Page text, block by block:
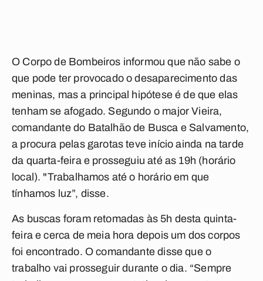
O Corpo de Bombeiros informou que não sabe o
que pode ter provocado o desaparecimento das
meninas, mas a principal hipótese é de que elas
tenham se afogado. Segundo o major Vieira,
comandante do Batalhão de Busca e Salvamento,
a procura pelas garotas teve início ainda na tarde
da quarta-feira e prosseguiu até as 19h (horário
local). "Trabalhamos até o horário em que
tínhamos luz”, disse.
As buscas foram retomadas às 5h desta quinta-
feira e cerca de meia hora depois um dos corpos
foi encontrado. O comandante disse que o
trabalho vai prosseguir durante o dia. “Sempre